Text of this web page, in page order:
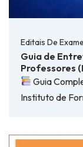
Editais De
Guia de
Professores
Guia
Instituto de